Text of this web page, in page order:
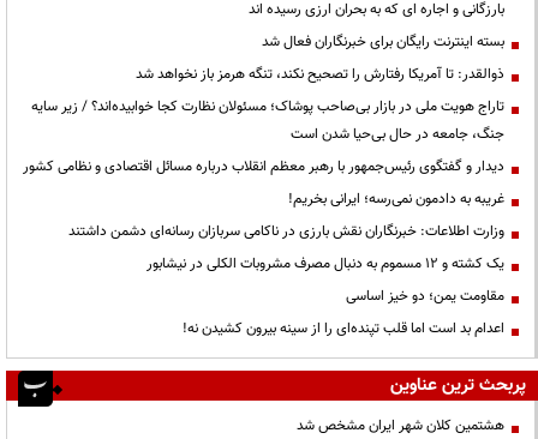
بارزگانی و اجاره ای که به بحران ارزی رسیده اند
بسته اینترنت رایگان برای خبرنگاران فعال شد
ذوالقدر: تا آمریکا رفتارش را تصحیح نکند، تنگه هرمز باز نخواهد شد
تاراج هویت ملی در بازار بی‌صاحب پوشاک؛ مسئولان نظارت کجا خوابیده‌اند؟ / زیر سایه
جنگ، جامعه در حال بی‌حیا شدن است
دیدار و گفتگوی رئیس‌جمهور با رهبر معظم انقلاب درباره مسائل اقتصادی و نظامی کشور
غریبه به دادمون نمی‌رسه؛ ایرانی بخریم!
وزارت اطلاعات: خبرنگاران نقش بارزی در ناکامی سربازان رسانه‌ای دشمن داشتند
یک کشته و ۱۲ مسموم به دنبال مصرف مشروبات الکلی در نیشابور
مقاومت یمن؛ دو خیز اساسی
اعدام بد است اما قلب تپنده‌ای را از سینه بیرون کشیدن نه!
پربحث ترین عناوین
هشتمین کلان شهر ایران مشخص شد